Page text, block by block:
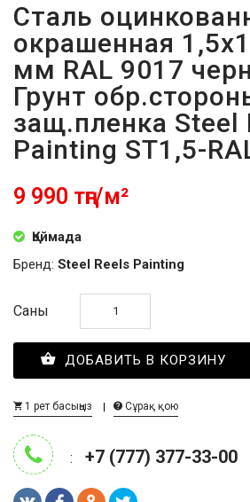
Сталь
окрашенная
мм RAL 9017
Грунт
защ.пленка Steel
Painting ST1,5-
9 990 тңг/м²
Қоймада
Бренд: Steel Reels Painting
Саны
ДОБАВИТЬ В КОРЗИНУ
1 рет басыңыз Сұрақ қою
: +7 (777) 377-33-00